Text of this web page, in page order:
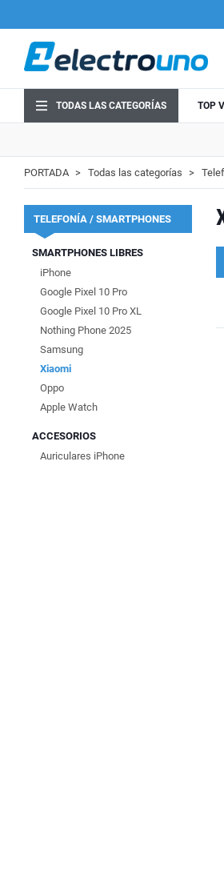
TODAS LAS CATEGORÍAS TOP
PORTADA Todas las categorías
TELEFONÍA / SMARTPHONES
SMARTPHONES LIBRES
iPhone
Google Pixel 10 Pro
Google Pixel 10 Pro XL
Nothing Phone 2025
Samsung
Xiaomi
Oppo
Apple Watch
ACCESORIOS
Auriculares iPhone